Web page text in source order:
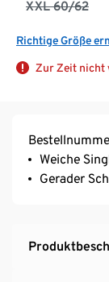
XXL 60/62
Richtige Größe
Zur Zeit nicht
Weiche
Gerader